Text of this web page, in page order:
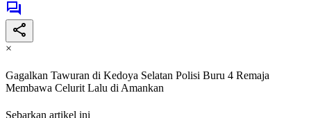
×
Gagalkan Tawuran di Kedoya Selatan Polisi Buru 4 Remaja
Membawa Celurit Lalu di Amankan
Sebarkan artikel ini